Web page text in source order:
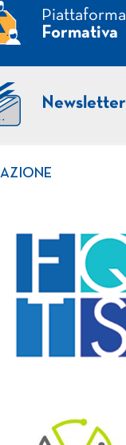
Piattaforma
Formativa
Newsletter